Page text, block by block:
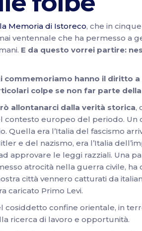
Memoria di Istoreco, che in
ventennale che ha permesso a
E da questo vorrei partire:
commemoriamo hanno il diritto
colpe se non far parte
allontanarci dalla verità storica,
europeo del periodo. Un
era l’Italia del fascismo
e del nazismo, era l’Italia
approvare le leggi razziali. Una
atrocità nella guerra civile,
città vennero catturati da
caricato Primo Levi.
cosiddetto confine orientale, in
ricerca di lavoro e opportunità.